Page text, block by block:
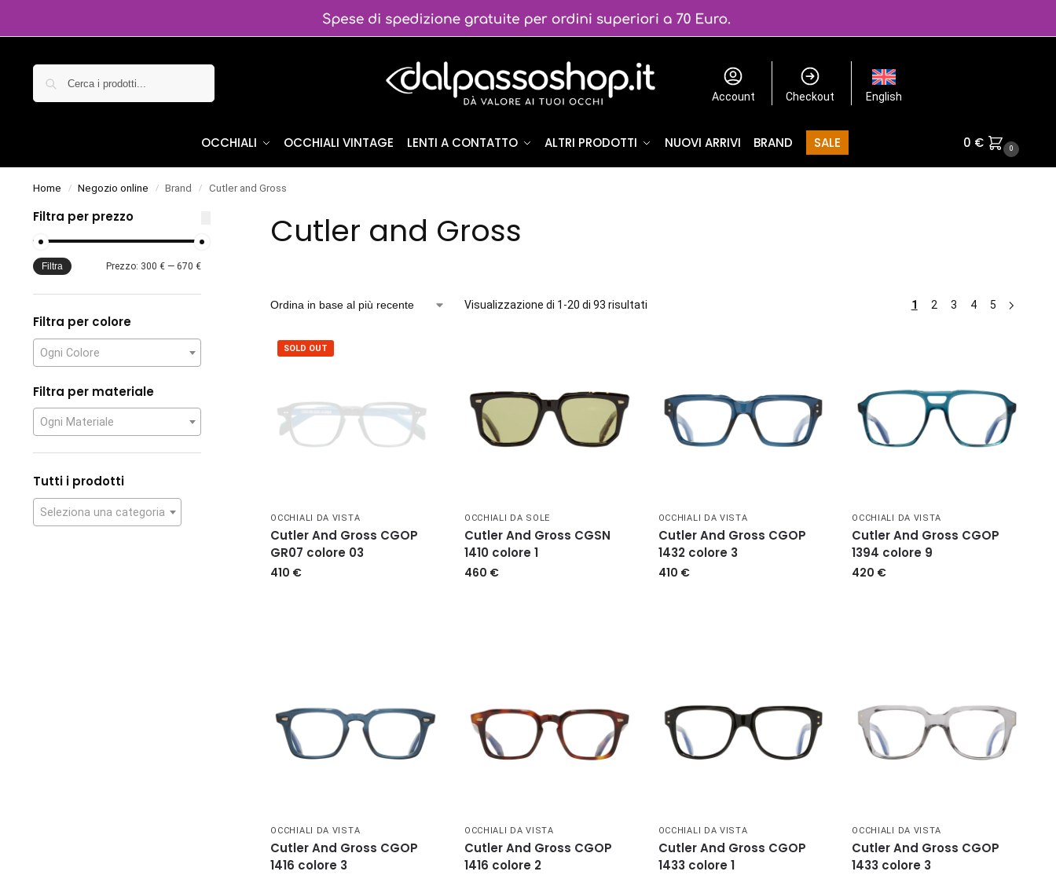
Account Checkout English
OCCHIALI OCCHIALI VINTAGE LENTI A CONTATTO ALTRI PRODOTTI NUOVI ARRIVI BRAND SALE 0 € 0
Home / Negozio online / Brand / Cutler and Gross
Cutler and Gross
Visualizzazione di 1-20 di 93 risultati 1 2 3 4 5
SOLD OUT
OCCHIALI DA VISTA
Cutler And Gross CGOP
GR07 colore 03
410 €
OCCHIALI DA SOLE
Cutler And Gross CGSN
1410 colore 1
460 €
OCCHIALI DA VISTA
Cutler And Gross CGOP
1432 colore 3
410 €
OCCHIALI DA VISTA
Cutler And Gross CGOP
1394 colore 9
420 €
OCCHIALI DA VISTA
Cutler And Gross CGOP
1416 colore 3
OCCHIALI DA VISTA
Cutler And Gross CGOP
1416 colore 2
OCCHIALI DA VISTA
Cutler And Gross CGOP
1433 colore 1
OCCHIALI DA VISTA
Cutler And Gross CGOP
1433 colore 3
Filtra per prezzo
Filtra Prezzo: 300 € —670 €
Filtra per colore
Ogni Colore
Filtra per materiale
Ogni Materiale
Tutti i prodotti
Seleziona una categoria